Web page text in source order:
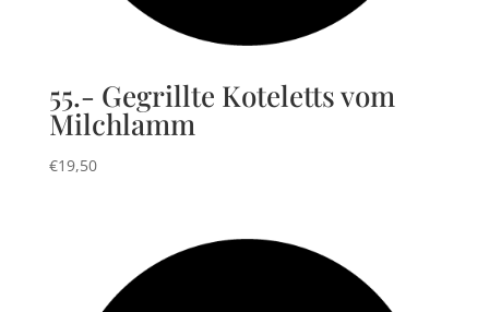
55.- Gegrillte Koteletts vom
Milchlamm
€19,50